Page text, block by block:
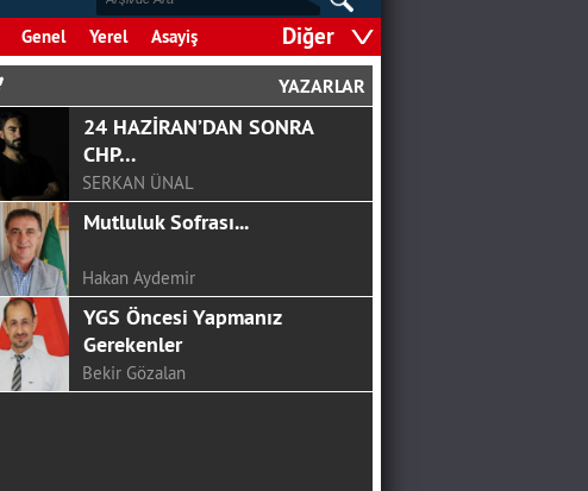
Genel Yerel Asayiş Diğer
YAZARLAR
GÖRGEL, TOPTAŞ VE OKAY?
F.ALPER GÜLTEPE
COVİD-19 SÜRECİNDE
ÇOCUKLA İLETİŞİM
Deprem Gerçeği İle
Yüzleşsek Mi Artık
Ali Eskalen
NEREYE KADAR!